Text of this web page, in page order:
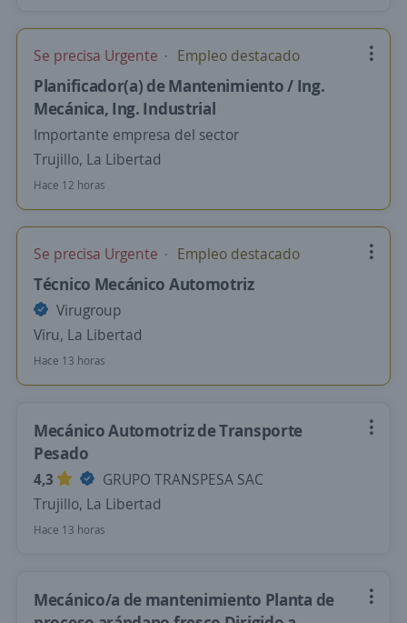
Se precisa Urgente Empleo destacado
Planificador(a) de Mantenimiento / Ing.
Mecánica, Ing. Industrial
Importante empresa del sector
Trujillo, La Libertad
Hace 12 horas
Se precisa Urgente Empleo destacado
Técnico Mecánico Automotriz
Virugroup
Viru, La Libertad
Hace 13 horas
Mecánico Automotriz de Transporte
Pesado
4,3
GRUPO TRANSPESA SAC
Trujillo, La Libertad
Hace 13 horas
Mecánico/a de mantenimiento Planta de